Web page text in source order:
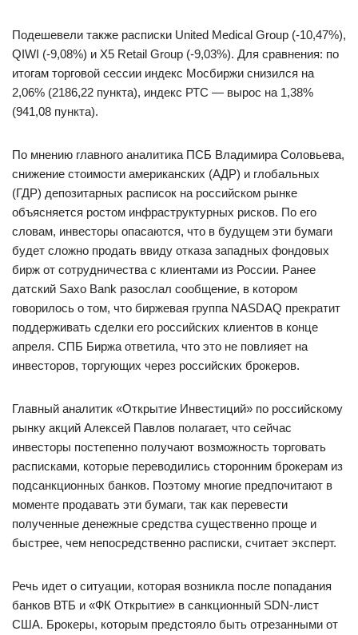
Подешевели также расписки United Medical Group (-10,47%),
QIWI (-9,08%) и X5 Retail Group (-9,03%). Для сравнения: по
итогам торговой сессии индекс Мосбиржи снизился на
2,06% (2186,22 пункта), индекс РТС — вырос на 1,38%
(941,08 пункта).
По мнению главного аналитика ПСБ Владимира Соловьева,
снижение стоимости американских (АДР) и глобальных
(ГДР) депозитарных расписок на российском рынке
объясняется ростом инфраструктурных рисков. По его
словам, инвесторы опасаются, что в будущем эти бумаги
будет сложно продать ввиду отказа западных фондовых
бирж от сотрудничества с клиентами из России. Ранее
датский Saxo Bank разослал сообщение, в котором
говорилось о том, что биржевая группа NASDAQ прекратит
поддерживать сделки его российских клиентов в конце
апреля. СПБ Биржа ответила, что это не повлияет на
инвесторов, торгующих через российских брокеров.
Главный аналитик «Открытие Инвестиций» по российскому
рынку акций Алексей Павлов полагает, что сейчас
инвесторы постепенно получают возможность торговать
расписками, которые переводились сторонним брокерам из
подсанкционных банков. Поэтому многие предпочитают в
моменте продавать эти бумаги, так как перевести
полученные денежные средства существенно проще и
быстрее, чем непосредственно расписки, считает эксперт.
Речь идет о ситуации, которая возникла после попадания
банков ВТБ и «ФК Открытие» в санкционный SDN-лист
США. Брокеры, которым предстояло быть отрезанными от